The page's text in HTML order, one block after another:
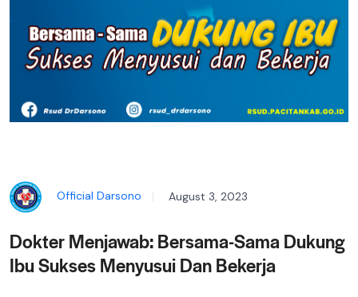
Official Darsono August 3, 2023
Dokter Menjawab: Bersama-Sama Dukung
Ibu Sukses Menyusui Dan Bekerja